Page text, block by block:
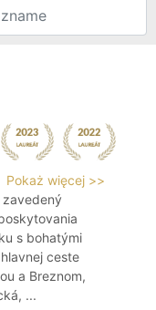
Pokaż więcej >>
s bohatými
ceste
a Breznom,
...